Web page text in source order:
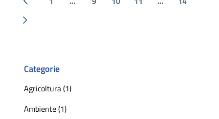
« Precedente
Successiva »
Categorie
Agricoltura (1)
Ambiente (1)